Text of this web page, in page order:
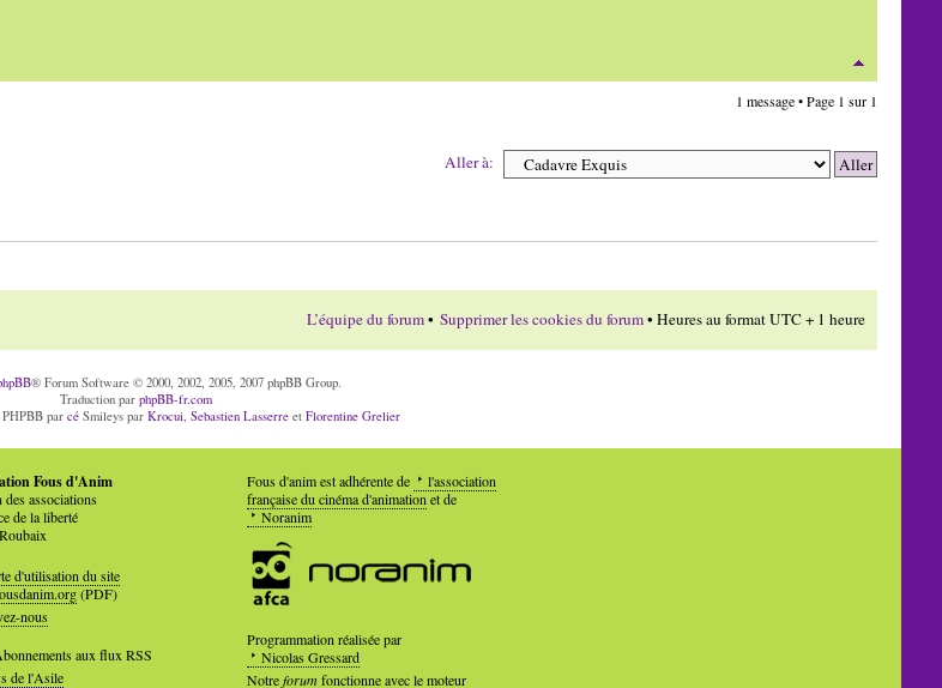
1 message • Page 1 sur 1
Aller à:
L’équipe du forum• Supprimer les cookies du forum• Heures au format UTC + 1 heure
® Forum Software © 2000, 2002, 2005, 2007 phpBB Group.
Traduction parphpBB-fr.com
PHPBB parcé Smileys parKrocui ,Sebastien Lasserre etFlorentine Grelier
Fous d'Anim
associations
de la liberté
d'utilisation du site
(PDF)
nous
aux flux RSS
de l'Asile
Fous d'anim est adhérente de
l'association
française du cinéma d'animationet de
Noranim
Programmation réalisée par
Nicolas Gressard
Notreforumfonctionne avec le moteur